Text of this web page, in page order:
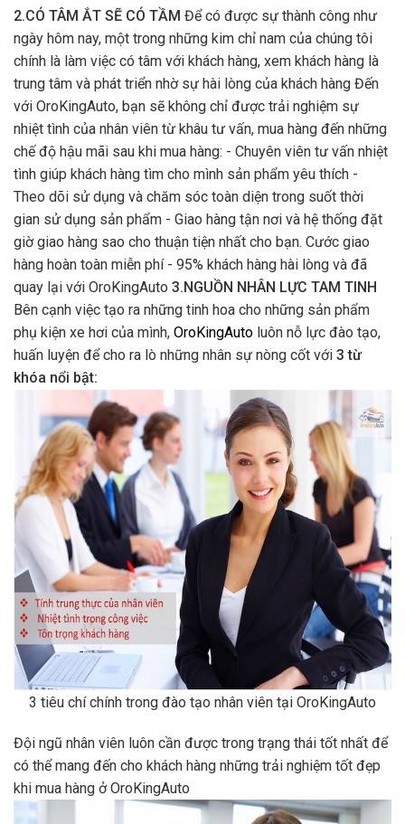
2.CÓ TÂM ẮT SẼ CÓ TẦM Để có được sự thành công như
ngày hôm nay, một trong những kim chỉ nam của chúng tôi
chính là làm việc có tâm với khách hàng, xem khách hàng là
trung tâm và phát triển nhờ sự hài lòng của khách hàng Đến
với OroKingAuto, bạn sẽ không chỉ được trải nghiệm sự
nhiệt tình của nhân viên từ khâu tư vấn, mua hàng đến những
chế độ hậu mãi sau khi mua hàng: - Chuyên viên tư vấn nhiệt
tình giúp khách hàng tìm cho mình sản phẩm yêu thích -
Theo dõi sử dụng và chăm sóc toàn diện trong suốt thời
gian sử dụng sản phẩm - Giao hàng tận nơi và hệ thống đặt
giờ giao hàng sao cho thuận tiện nhất cho bạn. Cước giao
hàng hoàn toàn miễn phí - 95% khách hàng hài lòng và đã
quay lại với OroKingAuto 3.NGUỒN NHÂN LỰC TAM TINH
Bên cạnh việc tạo ra những tinh hoa cho những sản phẩm
phụ kiện xe hơi của mình, OroKingAuto luôn nỗ lực đào tạo,
huấn luyện để cho ra lò những nhân sự nòng cốt với 3 từ
khóa nổi bật:
3 tiêu chí chính trong đào tạo nhân viên tại OroKingAuto
Đội ngũ nhân viên luôn cần được trong trạng thái tốt nhất để
có thể mang đến cho khách hàng những trải nghiệm tốt đẹp
khi mua hàng ở OroKingAuto